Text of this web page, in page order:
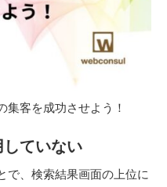
集客を成功させよう！
していない
で、検索結果画面の上位に